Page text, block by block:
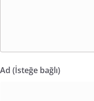
Ad (İsteğe bağlı)